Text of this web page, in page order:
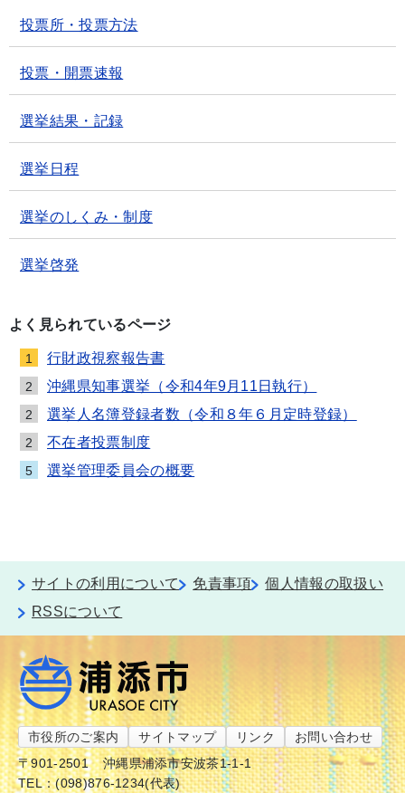
投票所・投票方法
投票・開票速報
選挙結果・記録
選挙日程
選挙のしくみ・制度
選挙啓発
よく見られているページ
1 行財政視察報告書
2 沖縄県知事選挙（令和4年9月11日執行）
2 選挙人名簿登録者数（令和８年６月定時登録）
2 不在者投票制度
5 選挙管理委員会の概要
サイトの利用について 免責事項
個人情報の取扱い
RSSについて
市役所のご案内 サイトマップ リンク
お問い合わせ
〒901-2501
沖縄県浦添市安波茶1-1-1
TEL：(098)876-1234(代表)